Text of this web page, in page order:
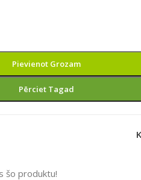
Pievienot Grozam
Pērciet Tagad
šo produktu!